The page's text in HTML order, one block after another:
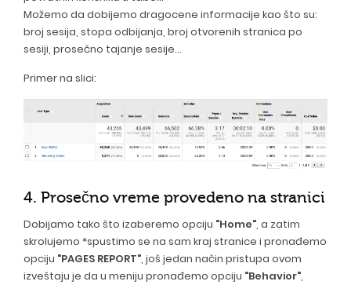
Možemo da dobijemo dragocene informacije kao što su:
broj sesija, stopa odbijanja, broj otvorenih stranica po
sesiji, prosečno tajanje sesije...
Primer na slici:
4. Prosečno vreme provedeno na stranici
Dobijamo tako što izaberemo opciju "Home", a zatim
skrolujemo *spustimo se na sam kraj stranice i pronađemo
opciju "PAGES REPORT", još jedan način pristupa ovom
izveštaju je da u meniju pronađemo opciju "Behavior",